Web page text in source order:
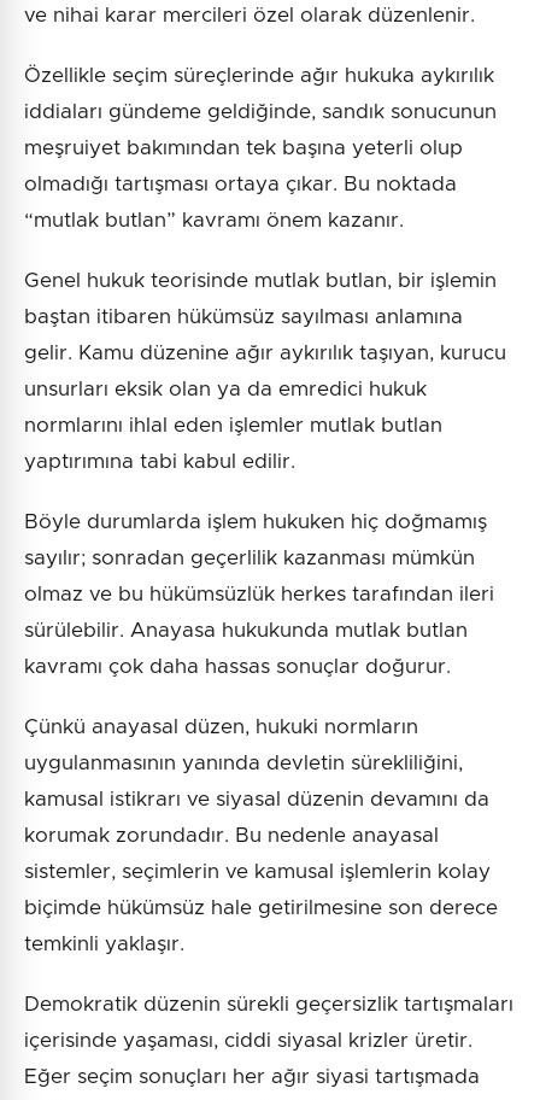
ve nihai karar mercileri özel olarak düzenlenir.
Özellikle seçim süreçlerinde ağır hukuka aykırılık
iddiaları gündeme geldiğinde, sandık sonucunun
meşruiyet bakımından tek başına yeterli olup
olmadığı tartışması ortaya çıkar. Bu noktada
“mutlak butlan” kavramı önem kazanır.
Genel hukuk teorisinde mutlak butlan, bir işlemin
baştan itibaren hükümsüz sayılması anlamına
gelir. Kamu düzenine ağır aykırılık taşıyan, kurucu
unsurları eksik olan ya da emredici hukuk
normlarını ihlal eden işlemler mutlak butlan
yaptırımına tabi kabul edilir.
Böyle durumlarda işlem hukuken hiç doğmamış
sayılır; sonradan geçerlilik kazanması mümkün
olmaz ve bu hükümsüzlük herkes tarafından ileri
sürülebilir. Anayasa hukukunda mutlak butlan
kavramı çok daha hassas sonuçlar doğurur.
Çünkü anayasal düzen, hukuki normların
uygulanmasının yanında devletin sürekliliğini,
kamusal istikrarı ve siyasal düzenin devamını da
korumak zorundadır. Bu nedenle anayasal
sistemler, seçimlerin ve kamusal işlemlerin kolay
biçimde hükümsüz hale getirilmesine son derece
temkinli yaklaşır.
Demokratik düzenin sürekli geçersizlik tartışmaları
içerisinde yaşaması, ciddi siyasal krizler üretir.
Eğer seçim sonuçları her ağır siyasi tartışmada